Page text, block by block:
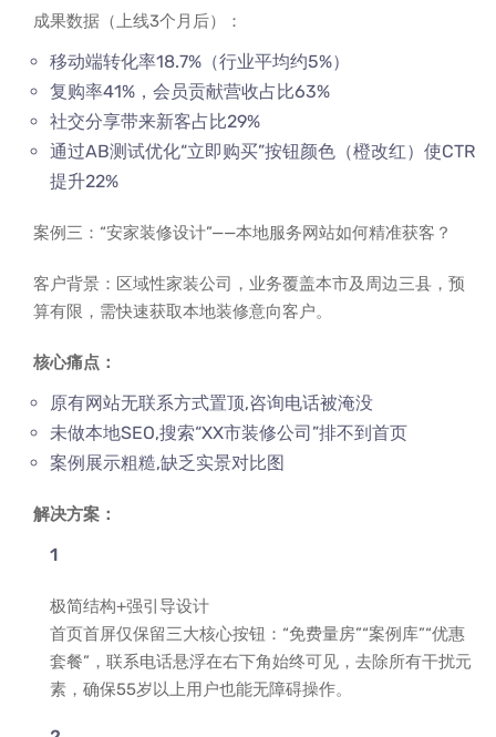
成果数据（上线3个月后）：
移动端转化率18.7%（行业平均约5%）
复购率41%，会员贡献营收占比63%
社交分享带来新客占比29%
通过AB测试优化“立即购买”按钮颜色（橙改红）使CTR
提升22%
案例三：“安家装修设计”——本地服务网站如何精准获客？
客户背景：区域性家装公司，业务覆盖本市及周边三县，预
算有限，需快速获取本地装修意向客户。
核心痛点：
原有网站无联系方式置顶,咨询电话被淹没
未做本地SEO,搜索“XX市装修公司”排不到首页
案例展示粗糙,缺乏实景对比图
解决方案：
极简结构+强引导设计
首页首屏仅保留三大核心按钮：“免费量房”“案例库”“优惠
套餐”，联系电话悬浮在右下角始终可见，去除所有干扰元
素，确保55岁以上用户也能无障碍操作。